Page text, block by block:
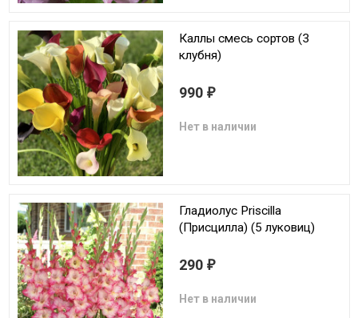
Каллы смесь сортов (3
клубня)
990 ₽
Нет в наличии
Гладиолус Priscilla
(Присцилла) (5 луковиц)
290 ₽
Нет в наличии